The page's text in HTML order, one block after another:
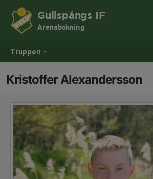
Truppen
Gullspångs IF
Arenabokning
Kristoffer Alexandersson